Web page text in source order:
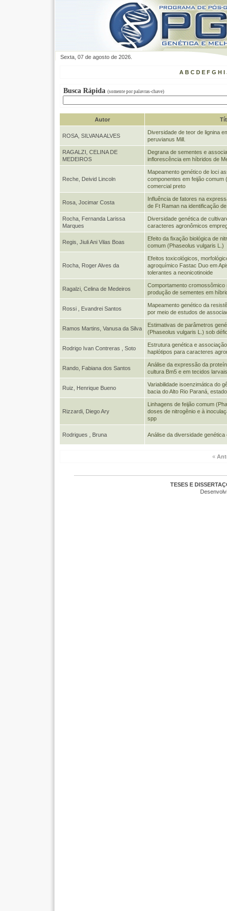
Sexta, 07 de agosto de 2026.
A B C D E F G H I
Busca Rápida (somente por palavras-chave)
Autor
ROSA, SILVANA ALVES
Diversidade de teor de lignina
peruvianus Mill.
RAGALZI, CELINA DE
MEDEIROS
Degrana de sementes e
inflorescência em híbridos de
Reche, Deivid Lincoln
Mapeamento genético de loci
componentes em feijão comum
comercial preto
Rosa, Jocimar Costa
Influência de fatores na
de Ft Raman na identificação
Rocha, Fernanda Larissa
Marques
Diversidade genética de
caracteres agronômicos
Regis, Jiuli Ani Vilas Boas
Efeito da fixação biológica de
comum (Phaseolus vulgaris L.)
Rocha, Roger Alves da
Efeitos toxicológicos,
agroquímico Fastac Duo em
tolerantes a neonicotinoide
Ragalzi, Celina de Medeiros
Comportamento cromossômico
produção de sementes em
Rossi , Evandrei Santos
Mapeamento genético da
por meio de estudos de
Ramos Martins, Vanusa da Silva
Estimativas de parâmetros
(Phaseolus vulgaris L.) sob
Rodrigo Ivan Contreras , Soto
Estrutura genética e
haplótipos para caracteres
Rando, Fabiana dos Santos
Análise da expressão da
cultura Bm5 e em tecidos
Ruiz, Henrique Bueno
Variabilidade isoenzimática do
bacia do Alto Rio Paraná,
Rizzardi, Diego Ary
Linhagens de feijão comum
doses de nitrogênio e à
spp
Rodrigues , Bruna Análise da diversidade
«
TESES E